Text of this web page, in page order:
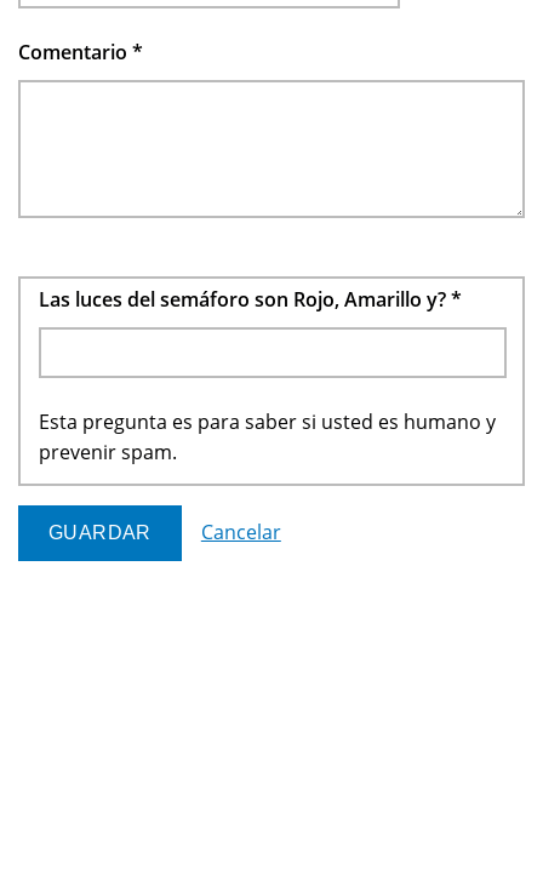
Comentario *
Las luces del semáforo son Rojo, Amarillo y?*
Esta pregunta es para saber si usted es humano y
prevenir spam.
Cancelar